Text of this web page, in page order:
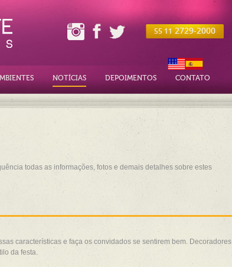
55 11 2729-2000
NOTÍCIAS DEPOIMENTOS CONTATO
todas as informações, fotos e demais detalhes sobre estes
características e faça os convidados se sentirem bem. Decoradores
da festa.